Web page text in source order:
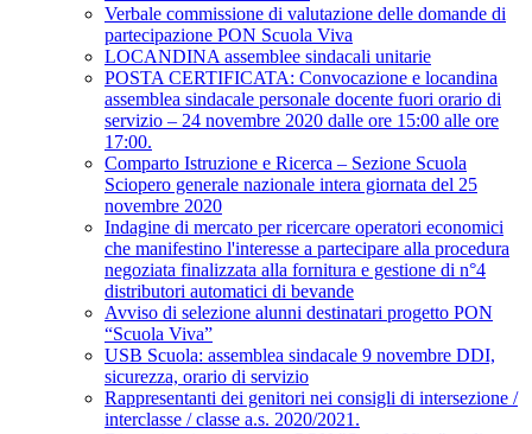
Verbale commissione di valutazione delle domande di
partecipazione PON Scuola Viva
LOCANDINA assemblee sindacali unitarie
POSTA CERTIFICATA: Convocazione e locandina
assemblea sindacale personale docente fuori orario di
servizio – 24 novembre 2020 dalle ore 15:00 alle ore
17:00.
Comparto Istruzione e Ricerca – Sezione Scuola
Sciopero generale nazionale intera giornata del 25
novembre 2020
Indagine di mercato per ricercare operatori economici
che manifestino l'interesse a partecipare alla procedura
negoziata finalizzata alla fornitura e gestione di n°4
distributori automatici di bevande
Avviso di selezione alunni destinatari progetto PON
“Scuola Viva”
USB Scuola: assemblea sindacale 9 novembre DDI,
sicurezza, orario di servizio
Rappresentanti dei genitori nei consigli di intersezione /
interclasse / classe a.s. 2020/2021.